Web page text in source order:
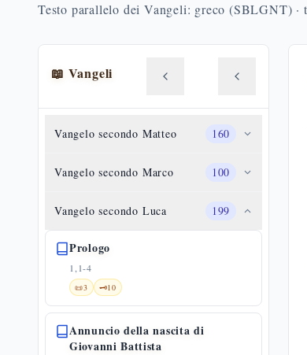
Testo parallelo dei Vangeli: greco (SBLGNT) ·
📖 Vangeli
Vangelo secondo Matteo 160
Vangelo secondo Marco 100
Vangelo secondo Luca 199
Prologo
1,1-4
📜3 🗝️10
Annuncio della nascita di
Giovanni Battista